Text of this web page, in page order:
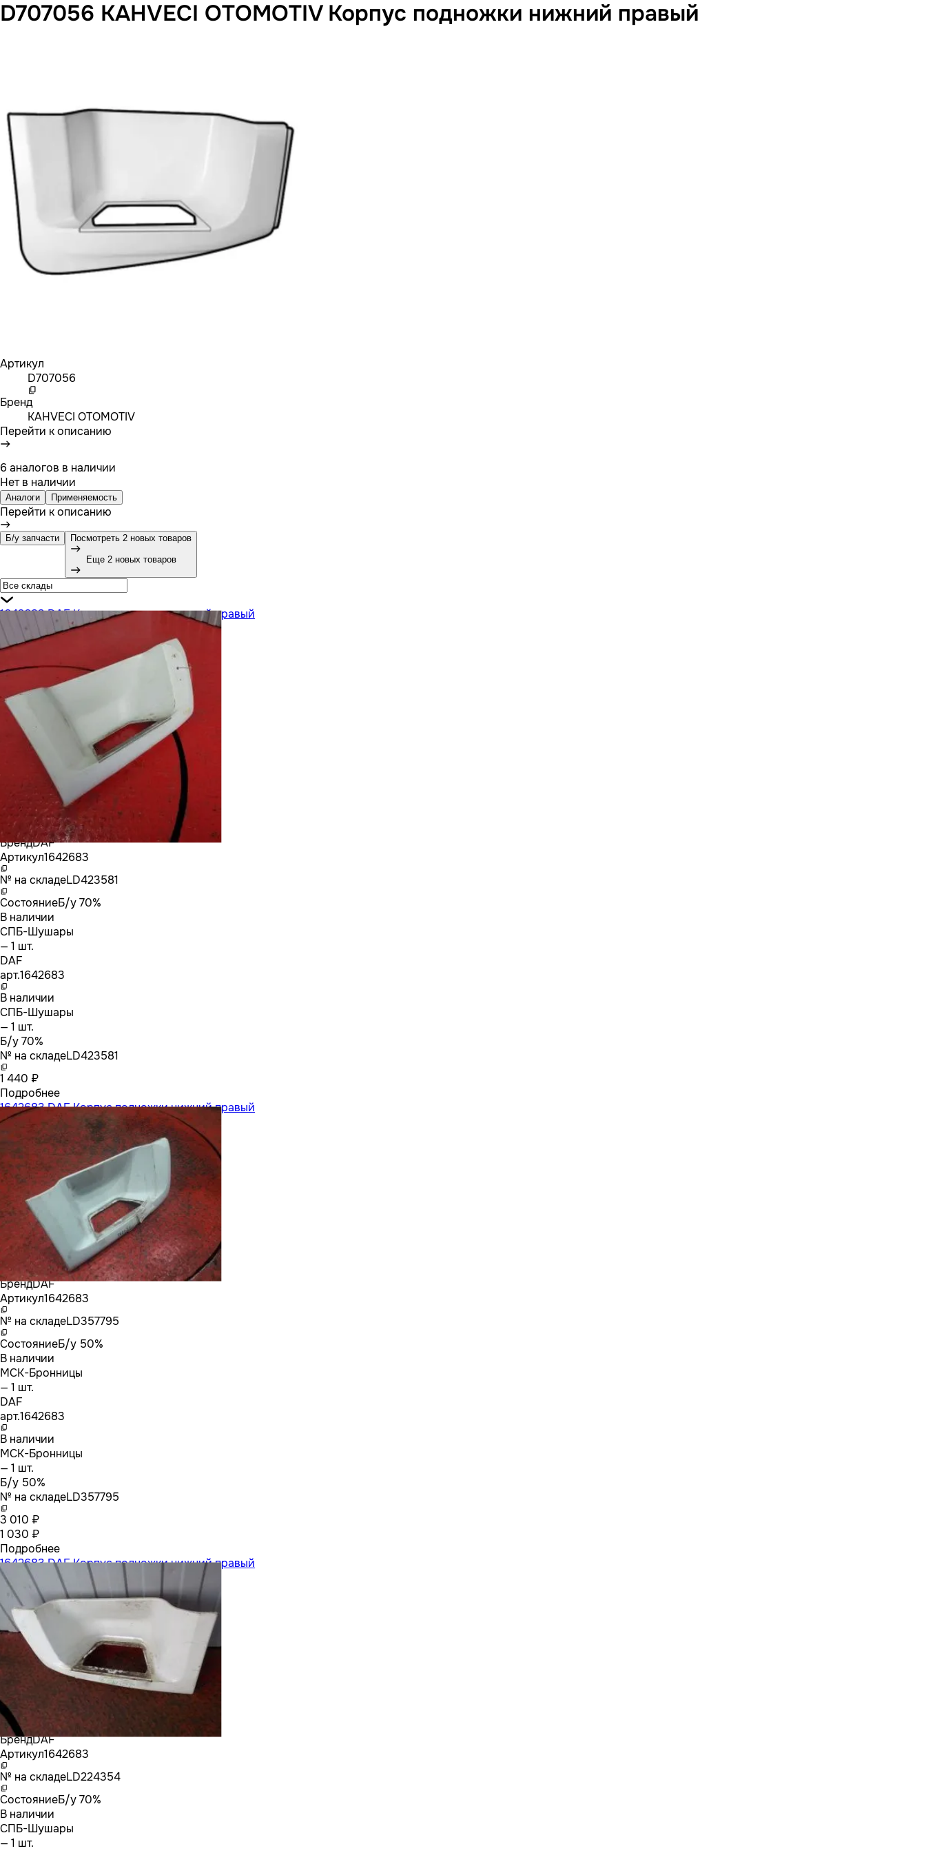
D707056 KAHVECI OTOMOTIV Корпус подножки нижний правый
Артикул
D707056
Бренд
KAHVECI OTOMOTIV
Перейти к описанию
6 аналогов в наличии
Нет в наличии
Аналоги Применяемость
Перейти к описанию
Б/у запчасти Посмотреть 2 новых товаров
Еще 2 новых товаров
1642683 DAF Корпус подножки нижний правый
БрендDAF
Артикул1642683
№ на складеLD423581
СостояниеБ/у 70%
В наличии
СПБ-Шушары
— 1 шт.
DAF
арт.1642683
В наличии
СПБ-Шушары
— 1 шт.
Б/у 70%
№ на складеLD423581
1 440 ₽
Подробнее
1642683 DAF Корпус подножки нижний правый
БрендDAF
Артикул1642683
№ на складеLD357795
СостояниеБ/у 50%
В наличии
МСК-Бронницы
— 1 шт.
DAF
арт.1642683
В наличии
МСК-Бронницы
— 1 шт.
Б/у 50%
№ на складеLD357795
3 010 ₽
1 030 ₽
Подробнее
1642683 DAF Корпус подножки нижний правый
БрендDAF
Артикул1642683
№ на складеLD224354
СостояниеБ/у 70%
В наличии
СПБ-Шушары
— 1 шт.